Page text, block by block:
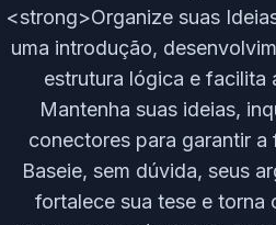
<strong>Organize suas
uma introdução,
estrutura lógica e facilita
Mantenha suas ideias,
conectores para garantir
Baseie, sem dúvida, seus
fortalece sua tese e torna